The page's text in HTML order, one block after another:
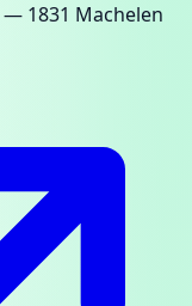
— 1831 Machelen